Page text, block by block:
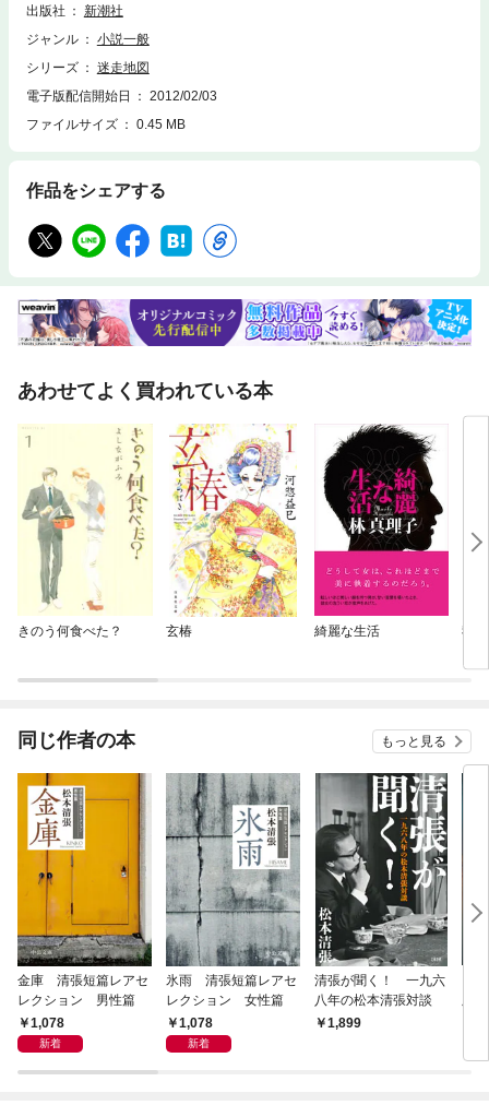
出版社
新潮社
ジャンル
小説一般
シリーズ
迷走地図
電子版配信開始日
2012/02/03
ファイルサイズ
0.45 MB
作品をシェアする
あわせてよく買われている本
きのう何食べた？ 玄椿 綺麗な生活
我
同じ作者の本 もっと見る
金庫 清張短篇レアセ
レクション 男性篇
1,078
新着
氷雨 清張短篇レアセ
レクション 女性篇
1,078
新着
清張が聞く！ 一九六
八年の松本清張対談
1,899
版